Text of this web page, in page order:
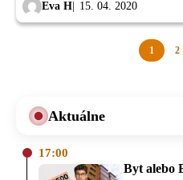
Eva H 15. 04. 2020
1 2
Aktuálne
17:00
Byt alebo